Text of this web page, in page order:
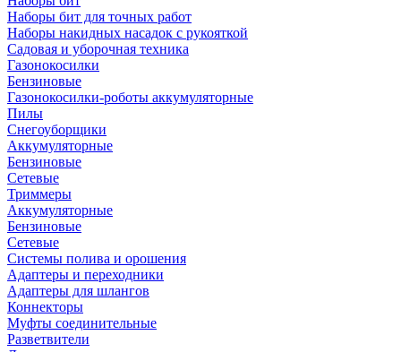
Наборы бит для точных работ
Наборы накидных насадок с рукояткой
Садовая и уборочная техника
Газонокосилки
Бензиновые
Газонокосилки-роботы аккумуляторные
Пилы
Снегоуборщики
Аккумуляторные
Бензиновые
Сетевые
Триммеры
Аккумуляторные
Бензиновые
Сетевые
Системы полива и орошения
Адаптеры и переходники
Адаптеры для шлангов
Коннекторы
Муфты соединительные
Разветвители